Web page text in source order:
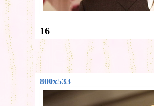
16
800x533